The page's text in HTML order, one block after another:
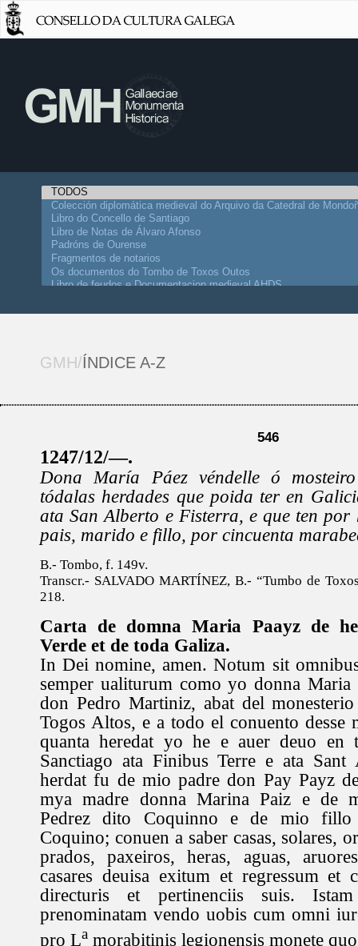
GMH/ÍNDICE A-Z
546
1247/12/—.
Dona María Páez véndelle ó
tódalas herdades que poida ter en
ata San Alberto e Fisterra, e que ten por
pais, marido e fillo, por cincuenta
B.- Tombo, f. 149v.
Transcr.- SALVADO MARTÍNEZ, B.- “Tumbo de
218.
Carta de domna Maria Paayz de
Verde et de toda Galiza.
In Dei nomine, amen. Notum sit
semper ualiturum como yo donna Maria
don Pedro Martiniz, abat del
Togos Altos, e a todo el conuento desse
quanta heredat yo he e auer deuo en
Sanctiago ata Finibus Terre e ata
herdat fu de mio padre don Pay Payz
mya madre donna Marina Paiz e de
Pedrez dito Coquinno e de mio fillo
Coquino; conuen a saber casas, solares,
prados, paxeiros, heras, aguas,
casares deuisa exitum et regressum et
directuris et pertinenciis suis.
prenominatam vendo uobis cum omni
pro La morabitinis legionensis monete